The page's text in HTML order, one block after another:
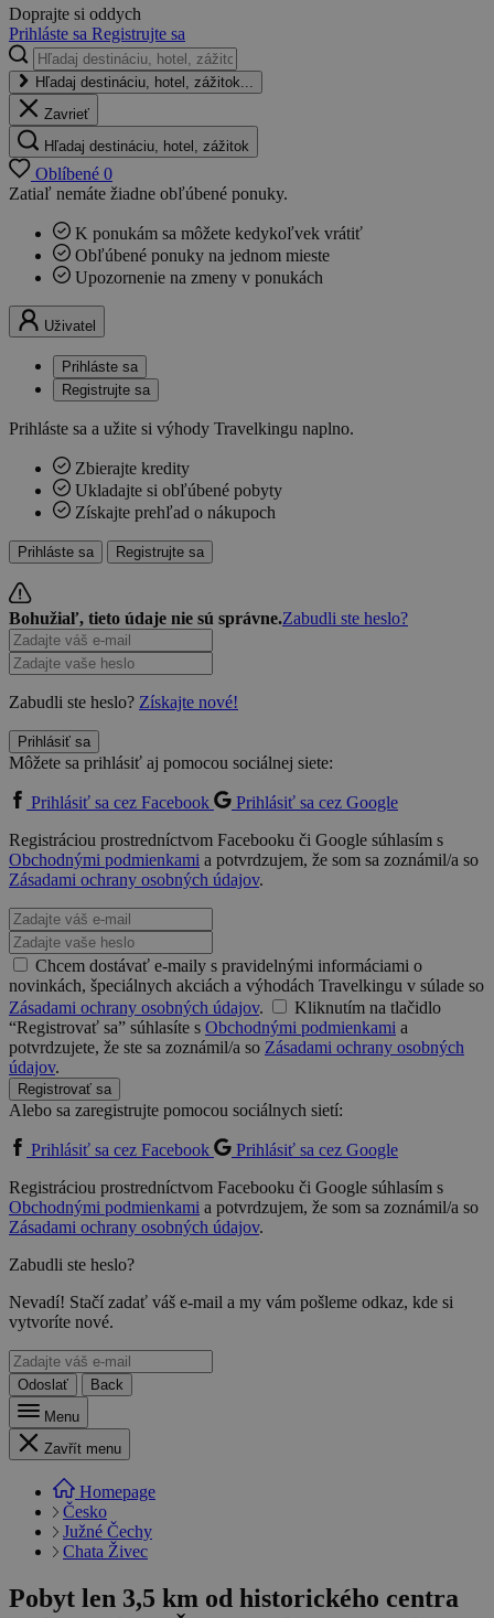
Doprajte si oddych
Prihláste sa Registrujte sa
Hľadaj destináciu, hotel, zážitok...
Zavrieť
Hľadaj destináciu, hotel, zážitok
Oblíbené 0
Zatiaľ nemáte žiadne obľúbené ponuky.
K ponukám sa môžete kedykoľvek vrátiť
Obľúbené ponuky na jednom mieste
Upozornenie na zmeny v ponukách
Uživatel
Prihláste sa
Registrujte sa
Prihláste sa a užite si výhody Travelkingu naplno.
Zbierajte kredity
Ukladajte si obľúbené pobyty
Získajte prehľad o nákupoch
Prihláste sa Registrujte sa
Bohužiaľ, tieto údaje nie sú správne.Zabudli ste heslo?
Zabudli ste heslo? Získajte nové!
Prihlásiť sa
Môžete sa prihlásiť aj pomocou sociálnej siete:
Prihlásiť sa cez Facebook
Prihlásiť sa cez Google
Registráciou prostredníctvom Facebooku či Google súhlasím s
Obchodnými podmienkami a potvrdzujem, že som sa zoznámil/a so
Zásadami ochrany osobných údajov.
Chcem dostávať e-maily s pravidelnými informáciami o
novinkách, špeciálnych akciách a výhodách Travelkingu v súlade so
Zásadami ochrany osobných údajov.
Kliknutím na tlačidlo
“Registrovať sa” súhlasíte s Obchodnými podmienkami a
potvrdzujete, že ste sa zoznámil/a so Zásadami ochrany osobných
údajov.
Registrovať sa
Alebo sa zaregistrujte pomocou sociálnych sietí:
Prihlásiť sa cez Facebook
Prihlásiť sa cez Google
Registráciou prostredníctvom Facebooku či Google súhlasím s
Obchodnými podmienkami a potvrdzujem, že som sa zoznámil/a so
Zásadami ochrany osobných údajov.
Zabudli ste heslo?
Nevadí! Stačí zadať váš e-mail a my vám pošleme odkaz, kde si
vytvoríte nové.
Odoslať
Back
Menu
Zavřít menu
Homepage
Česko
Južné Čechy
Chata Živec
Pobyt len 3,5 km od historického centra